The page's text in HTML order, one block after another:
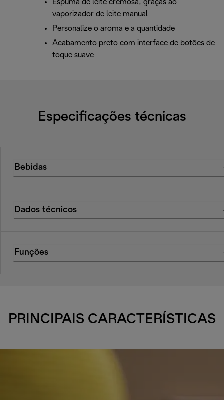
Espuma de leite cremosa, graças ao
vaporizador de leite manual
Personalize o aroma e a quantidade
Acabamento preto com interface de botões de
toque suave
Especificações técnicas
Bebidas
Dados técnicos
Funções
PRINCIPAIS CARACTERÍSTICAS